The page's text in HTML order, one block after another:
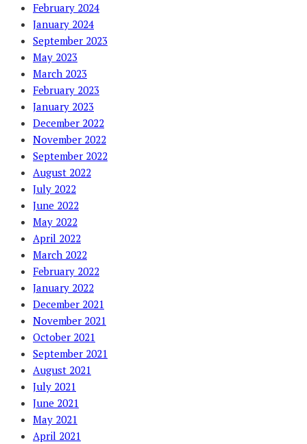
February 2024
January 2024
September 2023
May 2023
March 2023
February 2023
January 2023
December 2022
November 2022
September 2022
August 2022
July 2022
June 2022
May 2022
April 2022
March 2022
February 2022
January 2022
December 2021
November 2021
October 2021
September 2021
August 2021
July 2021
June 2021
May 2021
April 2021